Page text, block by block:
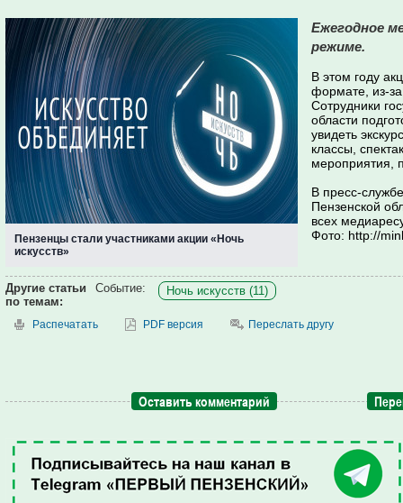
Пензенцы стали участниками акции «Ночь
искусств»
Ежегодное
режиме.
В этом году
формате, из-
Сотрудники
области
увидеть
классы,
мероприятия,
В пресс-
Пензенской
всех
Фото: http://
Другие статьи
по темам:
Событие: Ночь искусств (11)
Распечатать PDF версия Переслать другу
Оставить комментарий